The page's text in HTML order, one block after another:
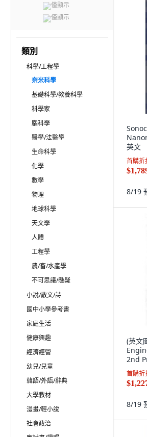
僅顯示
僅顯示
類別
科學/工程學
奈米科學
基礎科學/教養科學
科學家
腦科學
醫學/法醫學
生命科學
化學
數學
物理
地球科學
天文學
人體
工程學
農/畜/水產學
不可思議/懸疑
小說/散文/詩
國中小學參考書
家庭生活
健康興趣
經濟經營
幼兒/兒童
韓語/外語/辭典
大學教材
漫畫/輕小說
社會政治
英文
首購折
8/19
(英文
2nd
首購折
8/19